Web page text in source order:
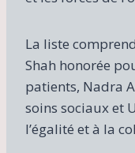
La liste
Shah honorée
patients, Nadra
soins sociaux et
l’égalité et à la